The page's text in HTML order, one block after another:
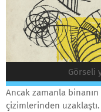
Görseli
Ancak zamanla binanın
çizimlerinden